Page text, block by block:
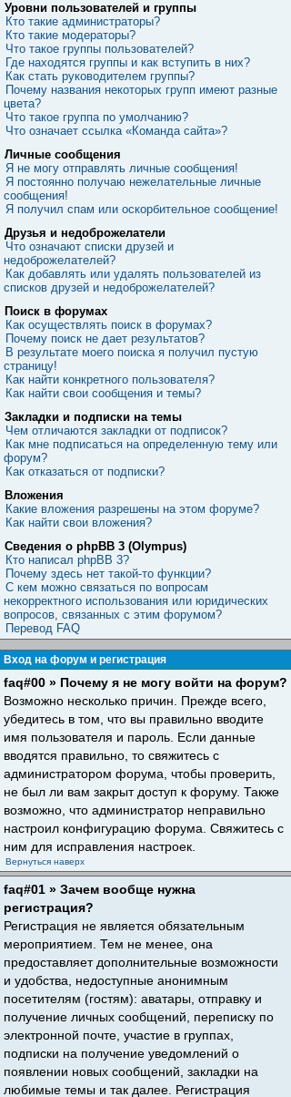
Уровни пользователей и группы
Кто такие администраторы?
Кто такие модераторы?
Что такое группы пользователей?
Где находятся группы и как вступить в них?
Как стать руководителем группы?
Почему названия некоторых групп имеют разные
цвета?
Что такое группа по умолчанию?
Что означает ссылка «Команда сайта»?
Личные сообщения
Я не могу отправлять личные сообщения!
Я постоянно получаю нежелательные личные
сообщения!
Я получил спам или оскорбительное сообщение!
Друзья и недоброжелатели
Что означают списки друзей и
недоброжелателей?
Как добавлять или удалять пользователей из
списков друзей и недоброжелателей?
Поиск в форумах
Как осуществлять поиск в форумах?
Почему поиск не дает результатов?
В результате моего поиска я получил пустую
страницу!
Как найти конкретного пользователя?
Как найти свои сообщения и темы?
Закладки и подписки на темы
Чем отличаются закладки от подписок?
Как мне подписаться на определенную тему или
форум?
Как отказаться от подписки?
Вложения
Какие вложения разрешены на этом форуме?
Как найти свои вложения?
Сведения о phpBB 3 (Olympus)
Кто написал phpBB 3?
Почему здесь нет такой-то функции?
С кем можно связаться по вопросам
некорректного использования или юридических
вопросов, связанных с этим форумом?
Перевод FAQ
Вход на форум и регистрация
faq#00 » Почему я не могу войти на форум?
Возможно несколько причин. Прежде всего,
убедитесь в том, что вы правильно вводите
имя пользователя и пароль. Если данные
вводятся правильно, то свяжитесь с
администратором форума, чтобы проверить,
не был ли вам закрыт доступ к форуму. Также
возможно, что администратор неправильно
настроил конфигурацию форума. Свяжитесь с
ним для исправления настроек.
Вернуться наверх
faq#01 » Зачем вообще нужна
регистрация?
Регистрация не является обязательным
мероприятием. Тем не менее, она
предоставляет дополнительные возможности
и удобства, недоступные анонимным
посетителям (гостям): аватары, отправку и
получение личных сообщений, переписку по
электронной почте, участие в группах,
подписки на получение уведомлений о
появлении новых сообщений, закладки на
любимые темы и так далее. Регистрация